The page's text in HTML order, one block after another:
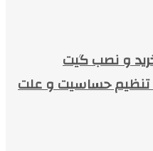
و نصب گیت
تنظیم حساسیت و علت